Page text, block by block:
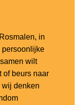
in
persoonlijke
wilt
of beurs naar
denken